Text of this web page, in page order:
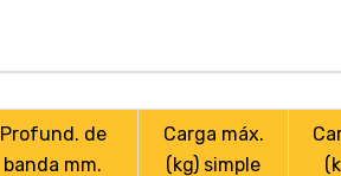
Profund. de
banda mm.
Carga máx.
(kg) simple